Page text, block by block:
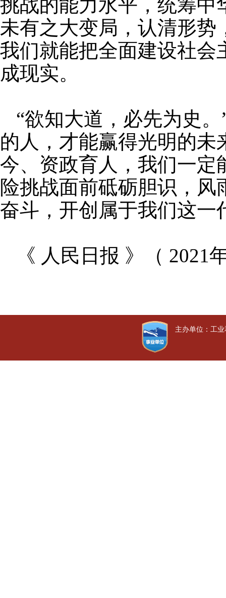
挑战的能力水平，统筹中
未有之大变局，认清形
我们就能把全面建设社会
成现实。
“欲知大道，必先为史
的人，才能赢得光明的
今、资政育人，我们一定
险挑战面前砥砺胆识，
奋斗，开创属于我们这一
《 人民日报 》（ 2021
主办单位：工